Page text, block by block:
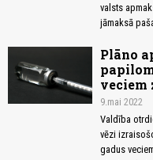
valsts
jāmaksā
Plāno
veciem
9.mai 2022
Valdība
vēzi
gadus